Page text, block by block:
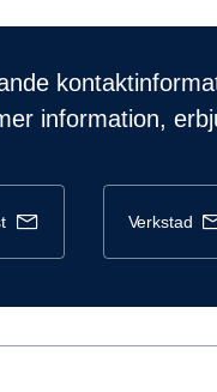
information,
verkstad